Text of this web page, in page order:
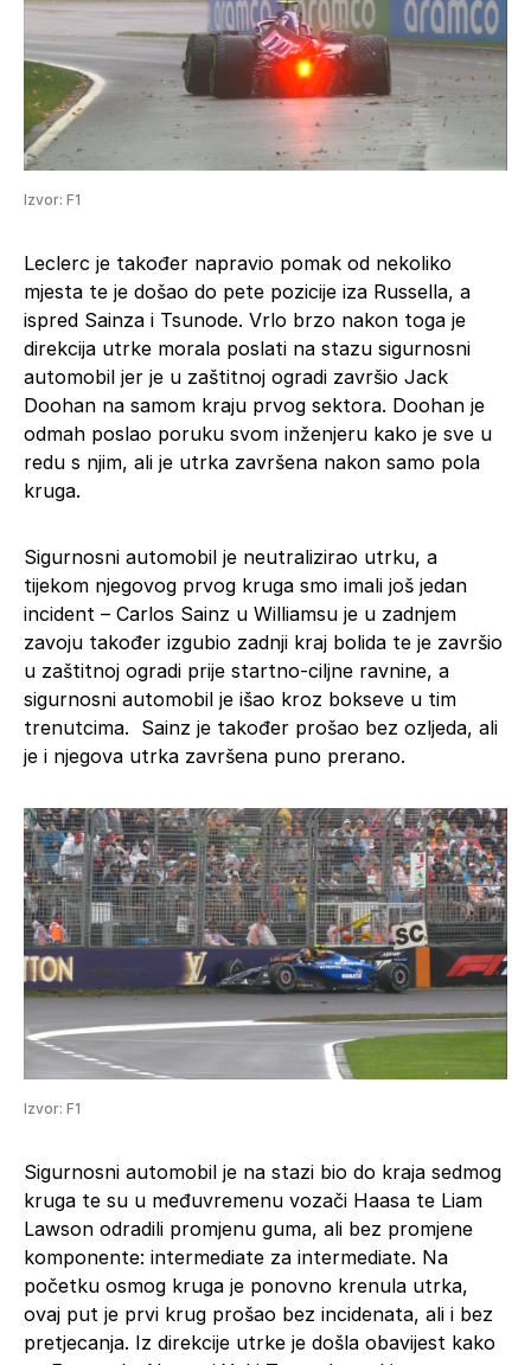
Izvor: F1
Leclerc je također napravio pomak od nekoliko
mjesta te je došao do pete pozicije iza Russella, a
ispred Sainza i Tsunode. Vrlo brzo nakon toga je
direkcija utrke morala poslati na stazu sigurnosni
automobil jer je u zaštitnoj ogradi završio Jack
Doohan na samom kraju prvog sektora. Doohan je
odmah poslao poruku svom inženjeru kako je sve u
redu s njim, ali je utrka završena nakon samo pola
kruga.
Sigurnosni automobil je neutralizirao utrku, a
tijekom njegovog prvog kruga smo imali još jedan
incident – Carlos Sainz u Williamsu je u zadnjem
zavoju također izgubio zadnji kraj bolida te je završio
u zaštitnoj ogradi prije startno-ciljne ravnine, a
sigurnosni automobil je išao kroz bokseve u tim
trenutcima. Sainz je također prošao bez ozljeda, ali
je i njegova utrka završena puno prerano.
Izvor: F1
Sigurnosni automobil je na stazi bio do kraja sedmog
kruga te su u međuvremenu vozači Haasa te Liam
Lawson odradili promjenu guma, ali bez promjene
komponente: intermediate za intermediate. Na
početku osmog kruga je ponovno krenula utrka,
ovaj put je prvi krug prošao bez incidenata, ali i bez
pretjecanja. Iz direkcije utrke je došla obavijest kako